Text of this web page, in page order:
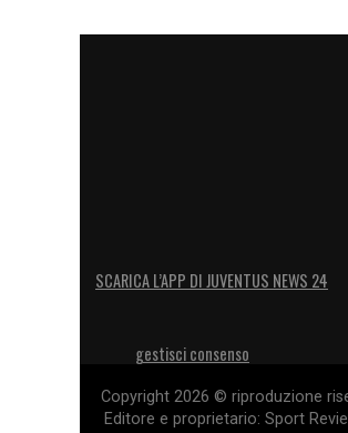
SCARICA L’APP DI JUVENTUS NEWS 24
gestisci consenso
Copyright 2026 © riproduzione
Editore e proprietario: Sport